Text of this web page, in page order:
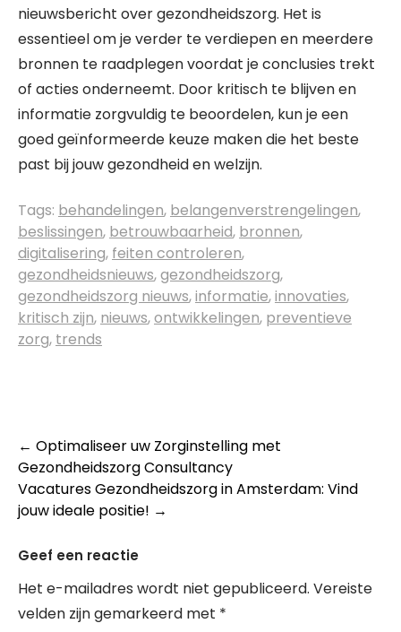
nieuwsbericht over gezondheidszorg. Het is
essentieel om je verder te verdiepen en meerdere
bronnen te raadplegen voordat je conclusies trekt
of acties onderneemt. Door kritisch te blijven en
informatie zorgvuldig te beoordelen, kun je een
goed geïnformeerde keuze maken die het beste
past bij jouw gezondheid en welzijn.
Tags: behandelingen, belangenverstrengelingen,
beslissingen, betrouwbaarheid, bronnen,
digitalisering, feiten controleren,
gezondheidsnieuws,gezondheidszorg,
gezondheidszorg nieuws,informatie,innovaties,
kritisch zijn, nieuws,ontwikkelingen, preventieve
zorg, trends
Post
navigation
← Optimaliseer uw Zorginstelling met
Gezondheidszorg Consultancy
Vacatures Gezondheidszorg in Amsterdam: Vind
jouw ideale positie! →
Geef een reactie
Het e-mailadres wordt niet gepubliceerd. Vereiste
velden zijn gemarkeerd met *